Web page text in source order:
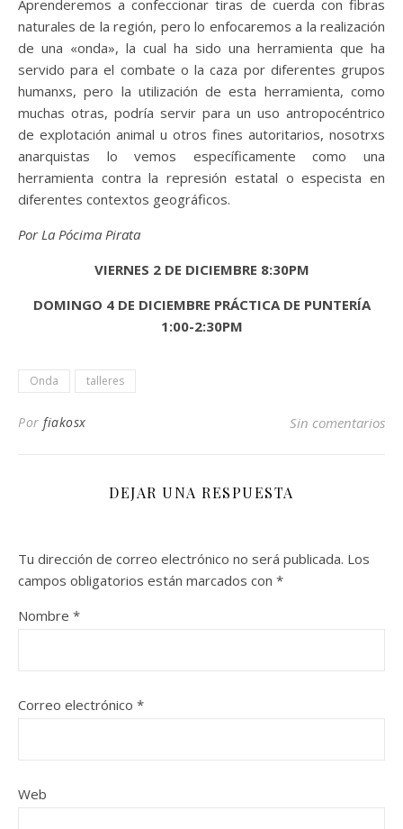
Aprenderemos a confeccionar tiras de cuerda con fibras
naturales de la región, pero lo enfocaremos a la realización
de una «onda», la cual ha sido una herramienta que ha
servido para el combate o la caza por diferentes grupos
humanxs, pero la utilización de esta herramienta, como
muchas otras, podría servir para un uso antropocéntrico
de explotación animal u otros fines autoritarios, nosotrxs
anarquistas lo vemos específicamente como una
herramienta contra la represión estatal o especista en
diferentes contextos geográficos.
Por La Pócima Pirata
VIERNES 2 DE DICIEMBRE 8:30PM
DOMINGO 4 DE DICIEMBRE PRÁCTICA DE PUNTERÍA
1:00-2:30PM
Onda talleres
Por fiakosx Sin comentarios
DEJAR UNA RESPUESTA
Tu dirección de correo electrónico no será publicada. Los
campos obligatorios están marcados con *
Nombre *
Correo electrónico *
Web